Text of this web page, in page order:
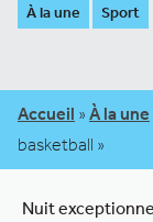
À la une Sport
Accueil » À la une
basketball »
Nuit